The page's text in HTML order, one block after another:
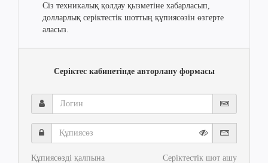
Сіз техникалық қолдау қызметіне хабарласып,
долларлық серіктестік шоттың құпиясөзін өзгерте
аласыз.
Серіктес кабинетінде авторлану формасы
Логин
Құпиясөз
Құпиясөзді қалпына
Серіктестік шот ашу